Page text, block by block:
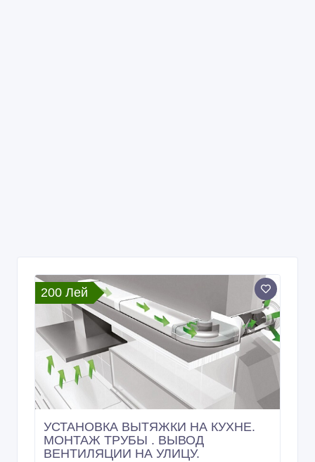
200 Лей
УСТАНОВКА ВЫТЯЖКИ НА КУХНЕ.
МОНТАЖ ТРУБЫ . ВЫВОД
ВЕНТИЛЯЦИИ НА УЛИЦУ.